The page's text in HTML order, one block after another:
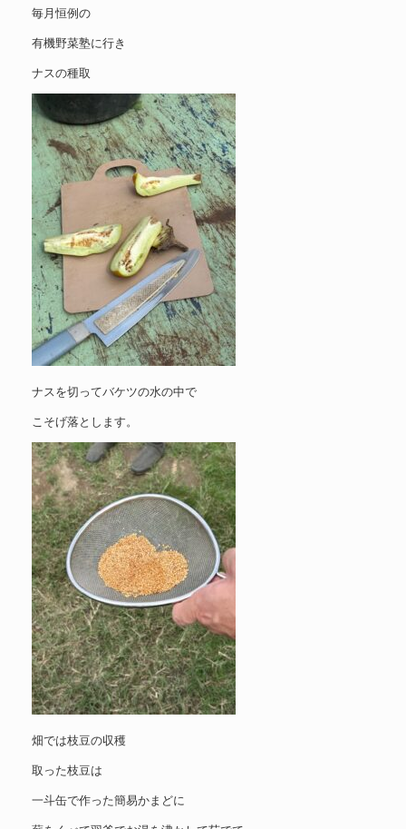
毎月恒例の
有機野菜塾に行き
ナスの種取
ナスを切ってバケツの水の中で
こそげ落とします。
畑では枝豆の収穫
取った枝豆は
一斗缶で作った簡易かまどに